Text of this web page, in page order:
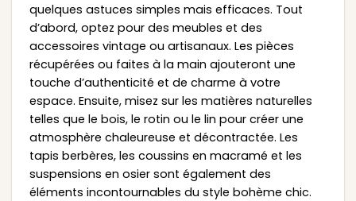
quelques astuces simples mais efficaces. Tout
d’abord, optez pour des meubles et des
accessoires vintage ou artisanaux. Les pièces
récupérées ou faites à la main ajouteront une
touche d’authenticité et de charme à votre
espace. Ensuite, misez sur les matières naturelles
telles que le bois, le rotin ou le lin pour créer une
atmosphère chaleureuse et décontractée. Les
tapis berbères, les coussins en macramé et les
suspensions en osier sont également des
éléments incontournables du style bohème chic.